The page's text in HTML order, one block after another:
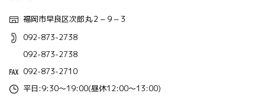
福岡市早良区次郎丸２−９−３
092-873-2738
092-873-2738
092-873-2710
平日:9:30～19:00(昼休12:00～13:00)